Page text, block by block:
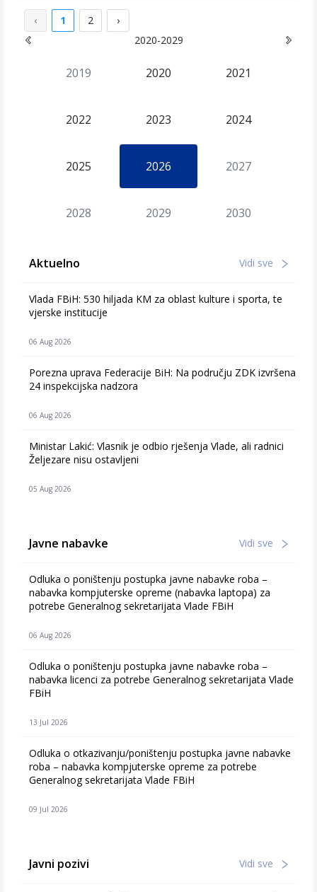
‹ 1 2
›
2020-2029
2019 2020 2021
2022 2023 2024
2025 2026 2027
2028 2029 2030
Aktuelno Vidi sve
Vlada FBiH: 530 hiljada KM za oblast kulture i sporta, te
vjerske institucije
06 Aug 2026
Porezna uprava Federacije BiH: Na području ZDK izvršena
24 inspekcijska nadzora
06 Aug 2026
Ministar Lakić: Vlasnik je odbio rješenja Vlade, ali radnici
Željezare nisu ostavljeni
05 Aug 2026
Javne nabavke Vidi sve
Odluka o poništenju postupka javne nabavke roba –
nabavka kompjuterske opreme (nabavka laptopa) za
potrebe Generalnog sekretarijata Vlade FBiH
06 Aug 2026
Odluka o poništenju postupka javne nabavke roba –
nabavka licenci za potrebe Generalnog sekretarijata Vlade
FBiH
13 Jul 2026
Odluka o otkazivanju/poništenju postupka javne nabavke
roba – nabavka kompjuterske opreme za potrebe
Generalnog sekretarijata Vlade FBiH
09 Jul 2026
Javni pozivi Vidi sve